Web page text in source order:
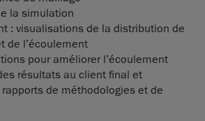
la simulation
: visualisations de la distribution de
de l’écoulement
pour améliorer l’écoulement
résultats au client final et
de méthodologies et de